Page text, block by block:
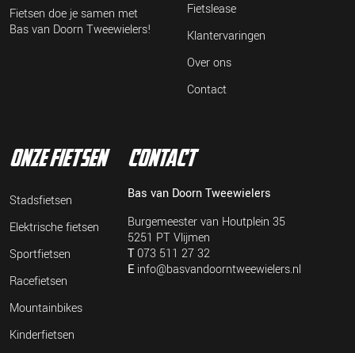
Fietsen doe je samen met
Bas van Doorn Tweewielers!
Fietslease
Klantervaringen
Over ons
Contact
onze fietsen
Stadsfietsen
Elektrische fietsen
Sportfietsen
Racefietsen
Mountainbikes
Kinderfietsen
contact
Bas van Doorn Tweewielers
Burgemeester van Houtplein 35
5251 PT Vlijmen
T073 511 27 32
E info@basvandoorntweewielers.nl